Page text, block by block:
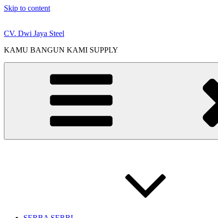
Skip to content
CV. Dwi Jaya Steel
KAMU BANGUN KAMI SUPPLY